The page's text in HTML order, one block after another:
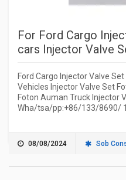
For Ford Cargo
cars Injector Valve
Ford Cargo Injector Valve
Vehicles Injector Valve Set
Foton Auman Truck Injector
Wha/tsa/pp:+86/133/8690/
08/08/2024 Sob